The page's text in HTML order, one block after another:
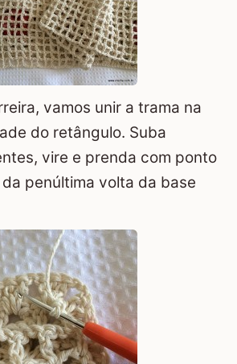
vamos unir a trama na
do retângulo. Suba
vire e prenda com ponto
penúltima volta da base